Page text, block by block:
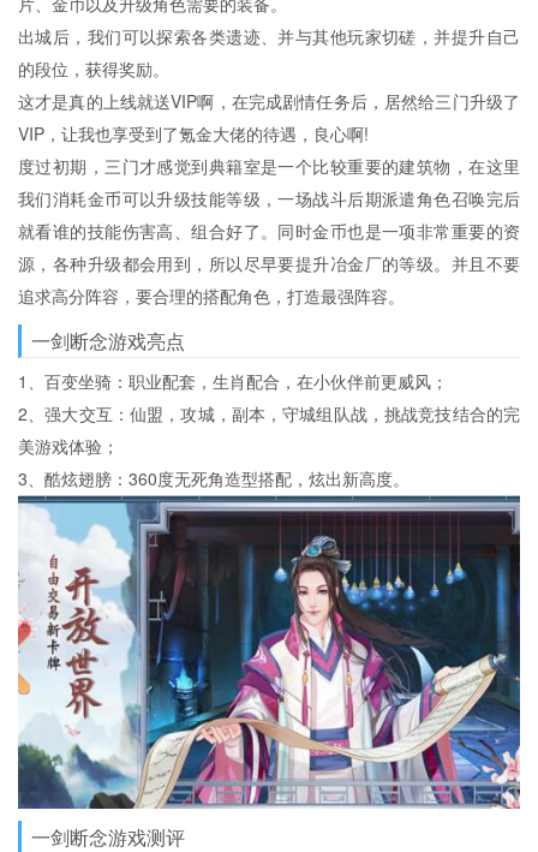
出城后，我们可以探索各类遗迹、并与其他玩家切磋，并提升自己
的段位，获得奖励。
这才是真的上线就送VIP啊，在完成剧情任务后，居然给三门升级了
VIP，让我也享受到了氪金大佬的待遇，良心啊!
度过初期，三门才感觉到典籍室是一个比较重要的建筑物，在这里
我们消耗金币可以升级技能等级，一场战斗后期派遣角色召唤完后
就看谁的技能伤害高、组合好了。同时金币也是一项非常重要的资
源，各种升级都会用到，所以尽早要提升冶金厂的等级。并且不要
追求高分阵容，要合理的搭配角色，打造最强阵容。
一剑断念游戏亮点
1、百变坐骑：职业配套，生肖配合，在小伙伴前更威风；
2、强大交互：仙盟，攻城，副本，守城组队战，挑战竞技结合的完
美游戏体验；
3、酷炫翅膀：360度无死角造型搭配，炫出新高度。
一剑断念游戏测评